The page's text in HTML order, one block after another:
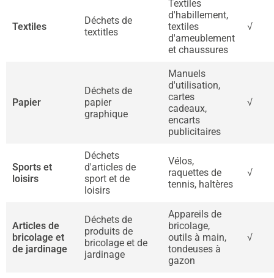
Textiles
Déchets de
textitles
Textiles
d'habillement,
textiles
d'ameublement
et chaussures
√
Papier
Déchets de
papier
graphique
Manuels
d'utilisation,
cartes
cadeaux,
encarts
publicitaires
√
Sports et
loisirs
Déchets
d'articles de
sport et de
loisirs
Vélos,
raquettes de
tennis, haltères
√
Articles de
bricolage et
de jardinage
Déchets de
produits de
bricolage et de
jardinage
Appareils de
bricolage,
outils à main,
tondeuses à
gazon
√